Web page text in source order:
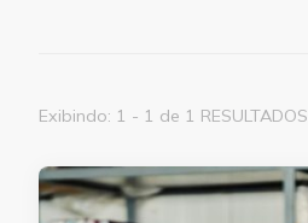
Exibindo: 1 - 1 de 1 RESULTADOS